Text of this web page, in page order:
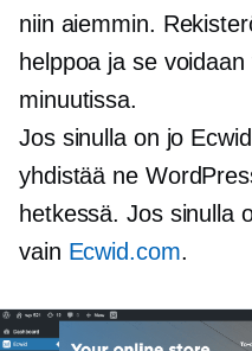
niin aiemmin.
helppoa ja se
minuutissa.
Jos sinulla on jo
yhdistää ne
hetkessä. Jos sinulla
vain Ecwid.com.